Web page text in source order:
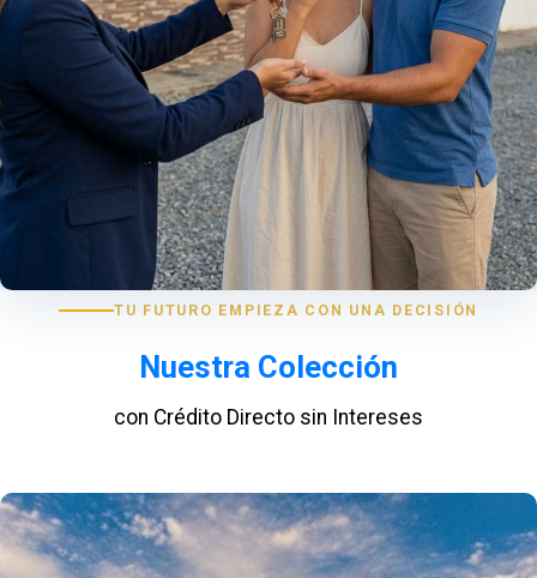
TU FUTURO EMPIEZA CON UNA DECISIÓN
Nuestra Colección
con Crédito Directo sin Intereses